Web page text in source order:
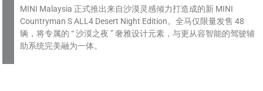
MINI Malaysia 正式推出来自沙漠灵感倾力打造成的新 MINI
Countryman S ALL4 Desert Night Edition。全马仅限量发售 48
辆，将专属的 “ 沙漠之夜 ” 奢雅设计元素，与更从容智能的驾驶辅
助系统完美融为一体。